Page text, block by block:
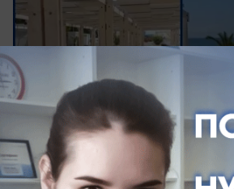
сегодня в 13:39